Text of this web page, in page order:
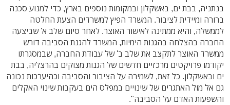
בנתניה, בבת ים, באשקלון ובמקומות נוספים בארץ, כדי למנוע סכנה
ברורה ומיידית לציבור. המשרד הפיץ למשרדים הצעת החלטה
לממשלה, והיא ממתינה לאישור האוצר. לאחר סיום שלב א' שביצעה
החברה בהצלחה בהגנות הימיות, המשרד להגנת הסביבה דורש
ממשרד האוצר לתקצב את שלב ב' של עבודת החברה, שבמסגרתו
יקודמו פרויקטים מרכזיים חדשים של הגנות מצוקים בהרצליה, בבת
ים ובאשקלון. כל זאת, לשמירה על הציבור והסביבה וכהיערכות נכונה
גם אל מול האתגרים של שינויים במפלס הים בעקבות שינוי האקלים
והשפעות האדם על הסביבה".